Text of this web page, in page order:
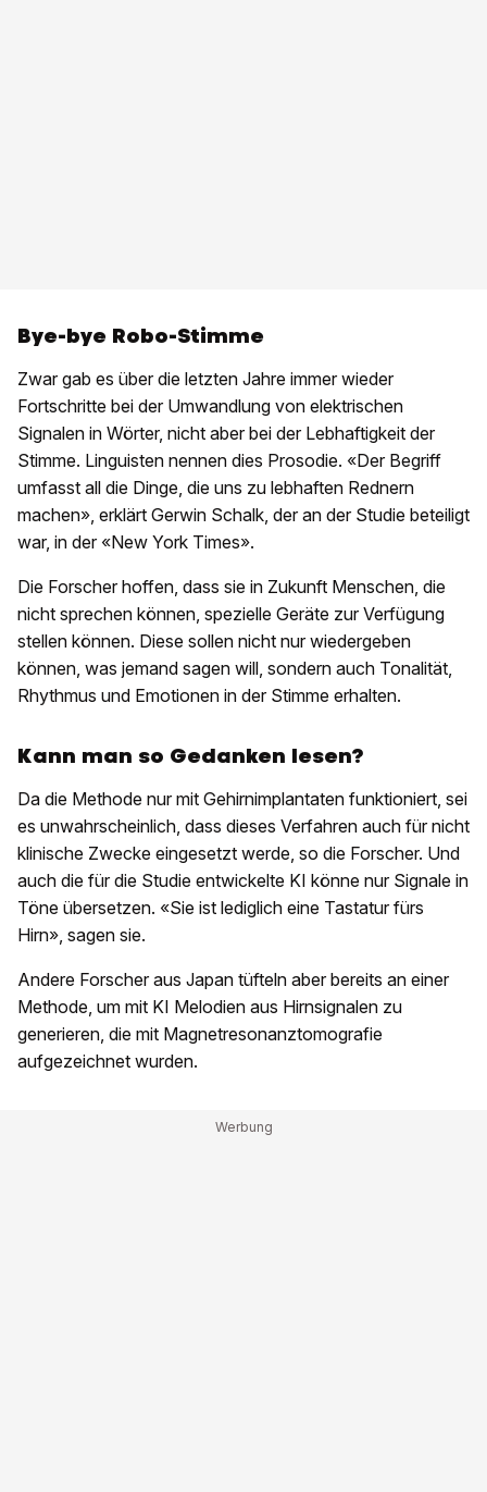
Bye-bye Robo-Stimme
Zwar gab es über die letzten Jahre immer wieder
Fortschritte bei der Umwandlung von elektrischen
Signalen in Wörter, nicht aber bei der Lebhaftigkeit der
Stimme. Linguisten nennen dies Prosodie. «Der Begriff
umfasst all die Dinge, die uns zu lebhaften Rednern
machen», erklärt Gerwin Schalk, der an der Studie beteiligt
war, in der «New York Times».
Die Forscher hoffen, dass sie in Zukunft Menschen, die
nicht sprechen können, spezielle Geräte zur Verfügung
stellen können. Diese sollen nicht nur wiedergeben
können, was jemand sagen will, sondern auch Tonalität,
Rhythmus und Emotionen in der Stimme erhalten.
Kann man so Gedanken lesen?
Da die Methode nur mit Gehirnimplantaten funktioniert, sei
es unwahrscheinlich, dass dieses Verfahren auch für nicht
klinische Zwecke eingesetzt werde, so die Forscher. Und
auch die für die Studie entwickelte KI könne nur Signale in
Töne übersetzen. «Sie ist lediglich eine Tastatur fürs
Hirn», sagen sie.
Andere Forscher aus Japan tüfteln aber bereits an einer
Methode, um mit KI Melodien aus Hirnsignalen zu
generieren, die mit Magnetresonanztomografie
aufgezeichnet wurden.